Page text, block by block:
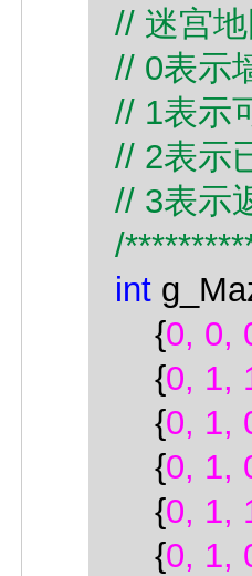
// 迷宫
// 0表示
// 1表示
// 2表示
// 3表示
/
int
{0, 0,
{0, 1,
{0, 1,
{0, 1,
{0, 1,
{0, 1,